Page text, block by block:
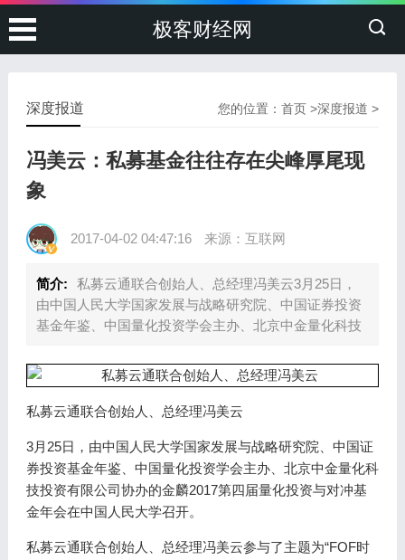
极客财经网
您的位置：首页 >深度报道 >
深度报道
冯美云：私募基金往往存在尖峰厚尾现
象
2017-04-02 04:47:16 来源：互联网
简介:
私募云通联合创始人、总经理冯美云3月25日，
由中国人民大学国家发展与战略研究院、中国证券投资
基金年鉴、中国量化投资学会主办、北京中金量化科技
私募云通联合创始人、总经理冯美云
3月25日，由中国人民大学国家发展与战略研究院、中国证
券投资基金年鉴、中国量化投资学会主办、北京中金量化科
技投资有限公司协办的金麟2017第四届量化投资与对冲基
金年会在中国人民大学召开。
私募云通联合创始人、总经理冯美云参与了主题为“FOF时